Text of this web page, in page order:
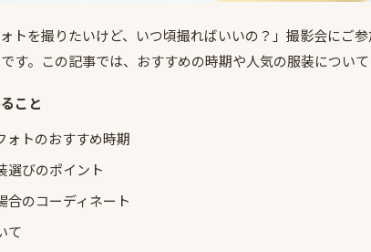
ォトを撮りたいけど、いつ頃撮ればいいの？」撮影会にご
す。この記事では、おすすめの時期や人気の服装について
こと
ォトのおすすめ時期
選びのポイント
合のコーディネート
て